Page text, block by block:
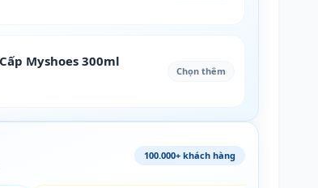
Myshoes 300ml
Chọn thêm
100.000+ khách hàng